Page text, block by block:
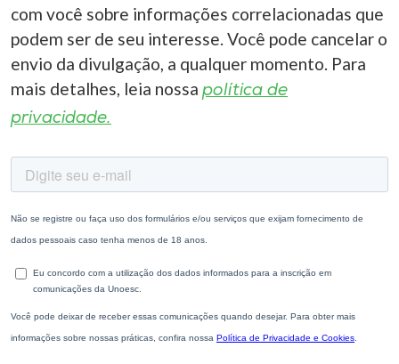
com você sobre informações correlacionadas que
podem ser de seu interesse. Você pode cancelar o
envio da divulgação, a qualquer momento. Para
mais detalhes, leia nossa política de
privacidade.